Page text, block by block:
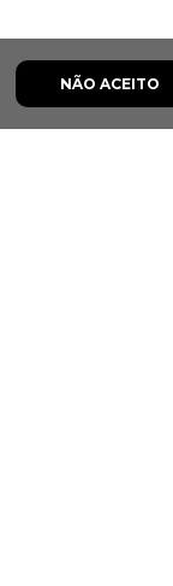
NÃO ACEITO